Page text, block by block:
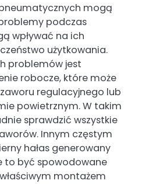
mogą
podczas
wpływać na ich
użytkowania.
problemów jest
robocze, które może
regulacyjnego lub
powietrznym. W takim
sprawdzić wszystkie
Innym częstym
hałas generowany
to być spowodowane
montażem